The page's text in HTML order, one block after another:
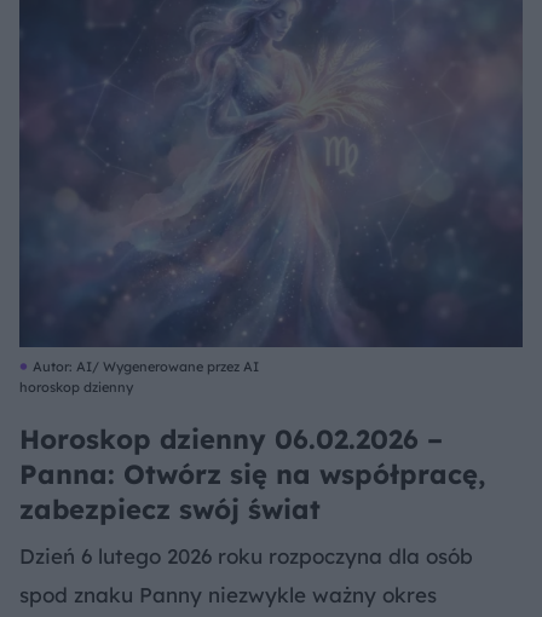
Autor: AI/ Wygenerowane przez AI
horoskop dzienny
Horoskop dzienny 06.02.2026 –
Panna: Otwórz się na współpracę,
zabezpiecz swój świat
Dzień 6 lutego 2026 roku rozpoczyna dla osób
spod znaku Panny niezwykle ważny okres